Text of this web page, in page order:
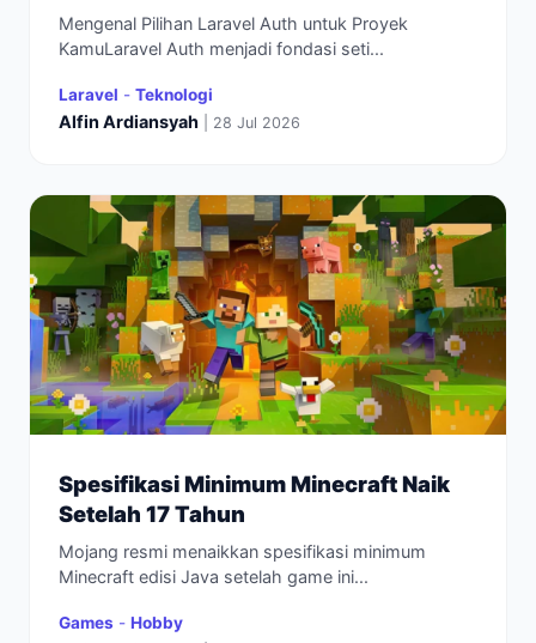
Mengenal Pilihan Laravel Auth untuk Proyek
KamuLaravel Auth menjadi fondasi seti...
Laravel - Teknologi
Alfin Ardiansyah | 28 Jul 2026
Spesifikasi Minimum Minecraft Naik
Setelah 17 Tahun
Mojang resmi menaikkan spesifikasi minimum
Minecraft edisi Java setelah game ini...
Games - Hobby